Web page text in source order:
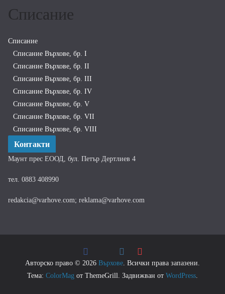
Списание
Списание
Списание Върхове, бр. I
Списание Върхове, бр. II
Списание Върхове, бр. III
Списание Върхове, бр. IV
Списание Върхове, бр. V
Списание Върхове, бр. VII
Списание Върхове, бр. VIII
Контакти
Маунт прес ЕООД, бул. Петър Дертлиев 4
тел. 0883 408990
redakcia@varhove.com; reklama@varhove.com
Авторско право © 2026 Върхове. Всички права запазени.
Тема: ColorMag от ThemeGrill. Задвижван от WordPress.